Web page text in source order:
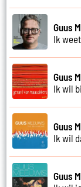
Guus
Ik
Guus
Ik wil
Guus
Ik wil
Guus